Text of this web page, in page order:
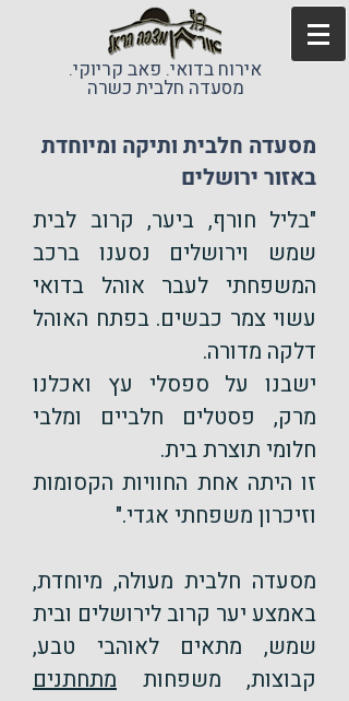
אירוח בדואי. פאב קריוקי.
מסעדה חלבית כשרה
מסעדה חלבית ותיקה ומיוחדת
באזור ירושלים
"בליל חורף, ביער, קרוב לבית
שמש וירושלים נסענו ברכב
המשפחתי לעבר אוהל בדואי
עשוי צמר כבשים. בפתח האוהל
דלקה מדורה.
ישבנו על ספסלי עץ ואכלנו
מרק, פסטלים חלביים ומלבי
חלומי תוצרת בית.
זו היתה אחת החוויות הקסומות
וזיכרון משפחתי אגדי."
מסעדה חלבית מעולה, מיוחדת,
באמצע יער קרוב לירושלים ובית
שמש, מתאים לאוהבי טבע,
קבוצות, משפחות מתחתנים